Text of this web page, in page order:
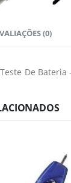
(0)
De Bateria